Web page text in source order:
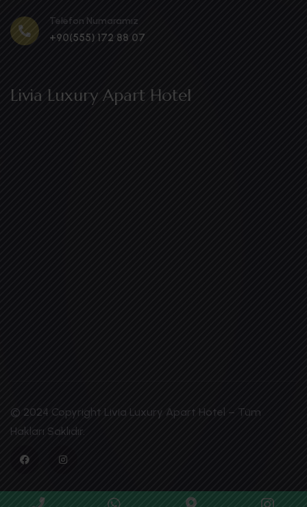
Telefon Numaramız
+90(555) 172 88 07
Livia Luxury Apart Hotel
© 2024 Copyright Livia Luxury Apart Hotel – Tüm
Hakları Saklıdır.